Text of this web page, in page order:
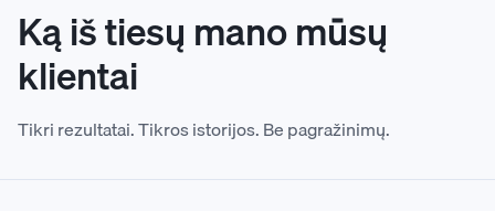
Ką iš tiesų mano mūsų
klientai
Tikri rezultatai. Tikros istorijos. Be pagražinimų.